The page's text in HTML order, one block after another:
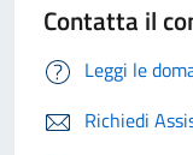
Contatta il
Leggi le
Richiedi